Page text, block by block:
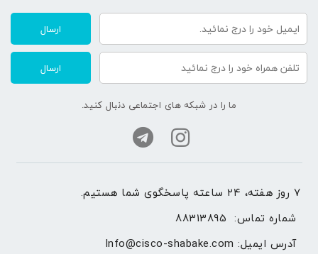
ارسال
ارسال
ما را در شبکه های اجتماعی دنبال کنید.
۷ روز هفته، ۲۴ ساعته پاسخگوی شما هستیم.
شماره تماس: 88313895
آدرس ایمیل: Info@cisco-shabake.com